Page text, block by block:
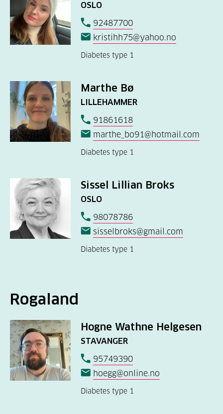
OSLO
92487700
kristihh75@yahoo.no
Diabetes type 1
Marthe Bø
LILLEHAMMER
91861618
marthe_bo91@hotmail.com
Diabetes type 1
Sissel Lillian Broks
OSLO
98078786
sisselbroks@gmail.com
Diabetes type 1
Rogaland
Hogne Wathne Helgesen
STAVANGER
95749390
hoegg@online.no
Diabetes type 1